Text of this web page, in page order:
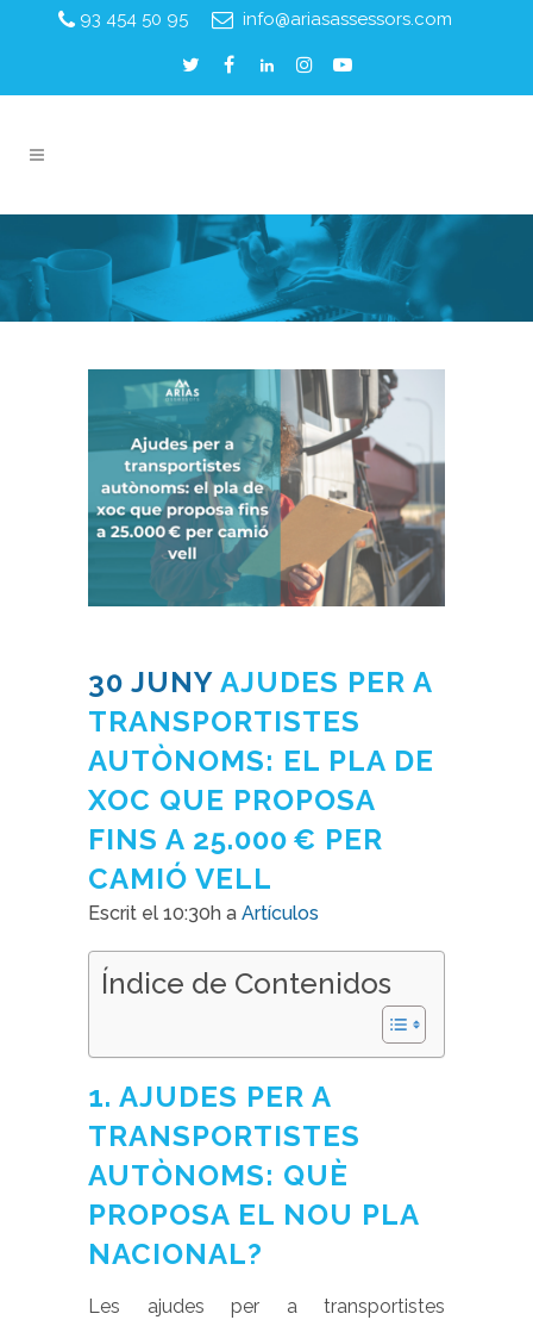
93 454 50 95 info@ariasassessors.com
30 JUNY AJUDES PER A
TRANSPORTISTES
AUTÒNOMS: EL PLA DE
XOC QUE PROPOSA
FINS A 25.000 € PER
CAMIÓ VELL
Escrit el 10:30h a Artículos
Índice de Contenidos
1. AJUDES PER A
TRANSPORTISTES
AUTÒNOMS: QUÈ
PROPOSA EL NOU PLA
NACIONAL?
Les ajudes per a transportistes